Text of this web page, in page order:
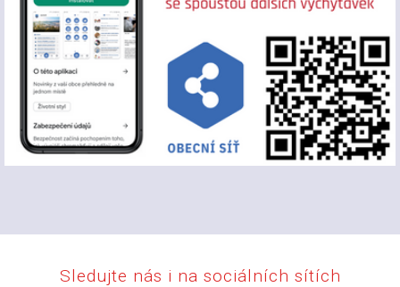
Sledujte nás i na sociálních sítích